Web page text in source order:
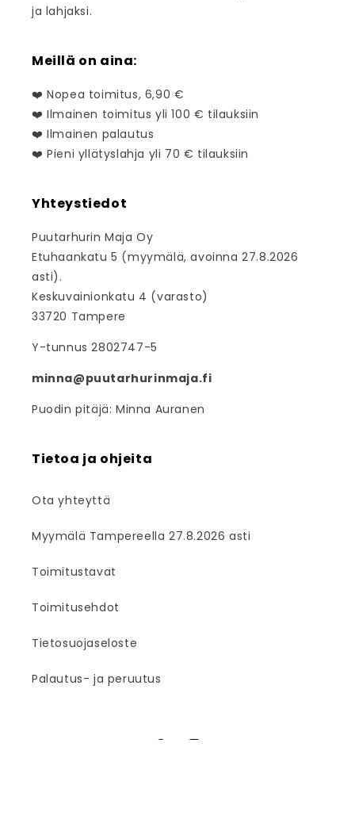
ja lahjaksi.
Meillä on aina:
❤️ Nopea toimitus, 6,90 €
❤️ Ilmainen toimitus yli 100 € tilauksiin
❤️ Ilmainen palautus
❤️ Pieni yllätyslahja yli 70 € tilauksiin
Yhteystiedot
Puutarhurin Maja Oy
Etuhaankatu 5 (myymälä, avoinna 27.8.2026
asti).
Keskuvainionkatu 4 (varasto)
33720 Tampere
Y-tunnus 2802747-5
minna@puutarhurinmaja.fi
Puodin pitäjä: Minna Auranen
Tietoa ja ohjeita
Ota yhteyttä
Myymälä Tampereella 27.8.2026 asti
Toimitustavat
Toimitusehdot
Tietosuojaseloste
Palautus- ja peruutus